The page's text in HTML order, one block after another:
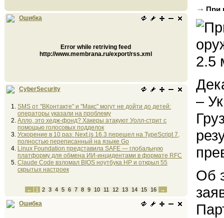
Ошибка
Error while retriving feed
http://www.membrana.ru/export/rss.xml
CyberSecurity
SMS от "ВКонтакте" и "Макс" могут не дойти до детей:
операторы указали на проблему
Алло, это хедж-фонд? Хакеры атакуют Уолл-стрит с
помощью голосовых подделок
Ускорение в 10 раз: Next.js 16.3 перешел на TypeScript 7,
полностью переписанный на языке Go
Linux Foundation представила SAFE — глобальную
платформу для обмена ИИ-инцидентами в формате RFC
Claude Code взломал BIOS ноутбука HP и открыл 55
скрытых настроек
← 1 2 3 4 5 6 7 8 9 10 11 12 13 14 15 16 →
Ошибка
При
–
Об